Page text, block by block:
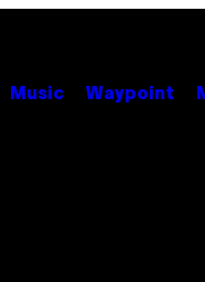
Music Waypoint